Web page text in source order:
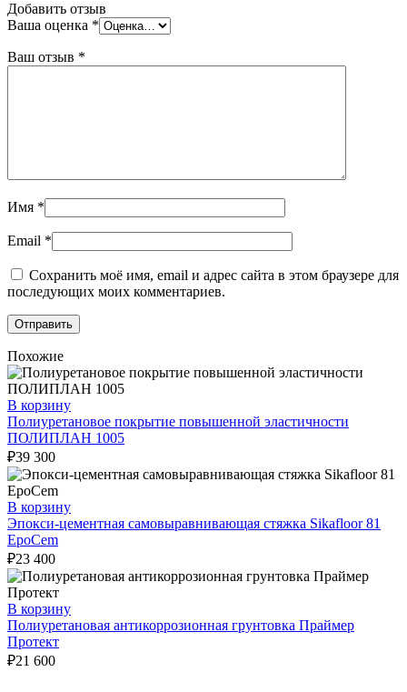
Добавить отзыв
Ваша оценка *
Ваш отзыв *
Имя *
Email *
Сохранить моё имя, email и адрес сайта в этом браузере для
последующих моих комментариев.
Похожие
В корзину
Полиуретановое покрытие повышенной эластичности
ПОЛИПЛАН 1005
₽39 300
В корзину
Эпокси-цементная самовыравнивающая стяжка Sikafloor 81
EpoCem
₽23 400
В корзину
Полиуретановая антикоррозионная грунтовка Праймер
Протект
₽21 600